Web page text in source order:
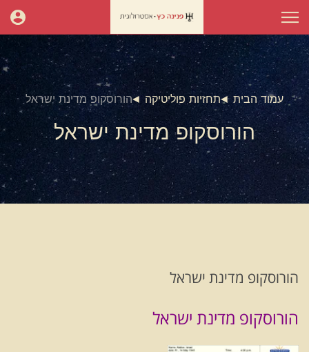
עמוד הבית תחזיות פוליטיקה הורוסקופ מדינת ישראל
הורוסקופ מדינת ישראל
הורוסקופ מדינת ישראל
הורוסקופ מדינת ישראל